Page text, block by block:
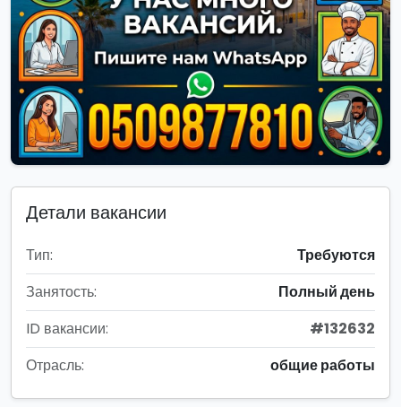
Детали вакансии
Тип:
Требуются
Занятость:
Полный день
ID вакансии:
#132632
Отрасль:
общие работы